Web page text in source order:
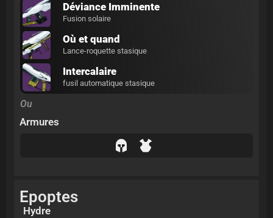
Déviance Imminente
Fusion solaire
Où et quand
Lance-roquette stasique
Intercalaire
fusil automatique stasique
Ou
Armures
Epoptes
Hydre